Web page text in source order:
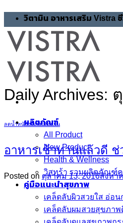
content
วิตามิน อาหารเสริม Vistra
ผลิตภัณฑ์
All Product
New Product
Health & Wellness
วิสทร้า รวมผลิตภัณฑ์
คู่มือแนะนำสุขภาพ
เคล็ดลับผิวสวยใส อ่อน
เคล็ดลับผมสวยสุขภาพ
Daily Archives:
ลดน้ำหนักกระชับสัดส่วน
อาหารเช้าทานแล้วดี
Posted on ตุลาคม 13, 2016สิงหา